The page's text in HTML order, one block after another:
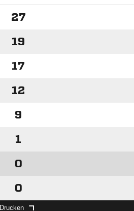
27
19
17
12
9
1
0
0
Drucken